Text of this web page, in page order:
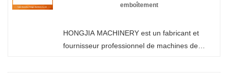
emboîtement
HONGJIA MACHINERY est un fabricant et
fournisseur professionnel de machines de